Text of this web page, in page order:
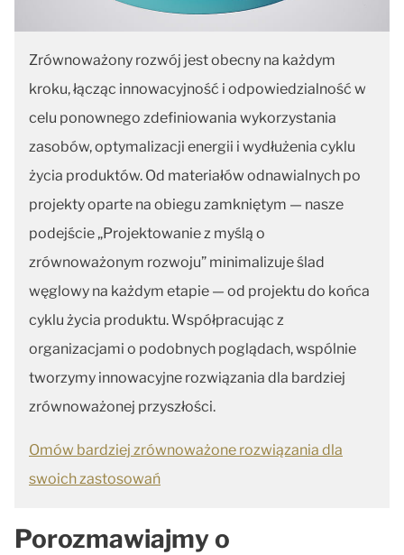
Zrównoważony rozwój jest obecny na każdym
kroku, łącząc innowacyjność i odpowiedzialność w
celu ponownego zdefiniowania wykorzystania
zasobów, optymalizacji energii i wydłużenia cyklu
życia produktów. Od materiałów odnawialnych po
projekty oparte na obiegu zamkniętym — nasze
podejście „Projektowanie z myślą o
zrównoważonym rozwoju” minimalizuje ślad
węglowy na każdym etapie — od projektu do końca
cyklu życia produktu. Współpracując z
organizacjami o podobnych poglądach, wspólnie
tworzymy innowacyjne rozwiązania dla bardziej
zrównoważonej przyszłości.
Omów bardziej zrównoważone rozwiązania dla
swoich zastosowań
Porozmawiajmy o